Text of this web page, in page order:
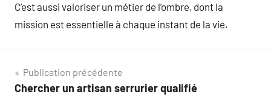
C’est aussi valoriser un métier de l’ombre, dont la
mission est essentielle à chaque instant de la vie.
Navigation
de
Publication précédente
Chercher un artisan serrurier qualifié